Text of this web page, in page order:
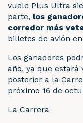
vuele Plus Ultra
parte, los
corredor más
billetes de avión
Los ganadores
año, ya que estará
posterior a la
próximo 16 de
La Carrera